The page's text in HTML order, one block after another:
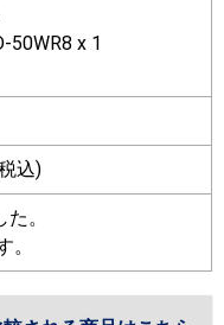
50WR8 x 1
込)
。